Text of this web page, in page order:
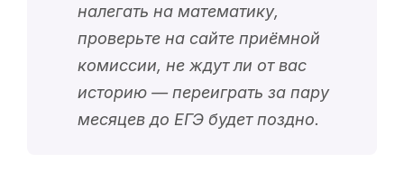
налегать на математику,
проверьте на сайте приёмной
комиссии, не ждут ли от вас
историю — переиграть за пару
месяцев до ЕГЭ будет поздно.